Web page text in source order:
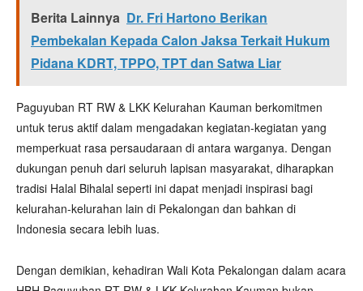
Berita Lainnya Dr. Fri Hartono Berikan
Pembekalan Kepada Calon Jaksa Terkait Hukum
Pidana KDRT, TPPO, TPT dan Satwa Liar
Paguyuban RT RW & LKK Kelurahan Kauman berkomitmen
untuk terus aktif dalam mengadakan kegiatan-kegiatan yang
memperkuat rasa persaudaraan di antara warganya. Dengan
dukungan penuh dari seluruh lapisan masyarakat, diharapkan
tradisi Halal Bihalal seperti ini dapat menjadi inspirasi bagi
kelurahan-kelurahan lain di Pekalongan dan bahkan di
Indonesia secara lebih luas.
Dengan demikian, kehadiran Wali Kota Pekalongan dalam acara